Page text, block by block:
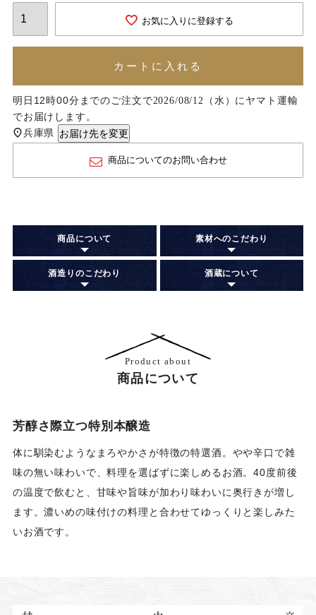
お気に入りに登録する
カートに入れる
明日 12時00分 までのご注文で2026/08/12（水） に ヤマト運輸
でお届けします。
兵庫県
お届け先を変更
商品についてのお問い合わせ
商品について 素材へのこだわり
酒造りのこだわり 酒蔵について
Product about
商品について
芳醇さ際立つ特別本醸造
体に馴染むようなまろやかさが特徴の特選酒。やや辛口で雑
味の無い味わいで、料理を選ばずに楽しめるお酒。40度前後
の温度で飲むと、甘味や旨味が加わり味わいに奥行きが増し
ます。濃いめの味付けの料理と合わせてゆっくりと楽しみた
いお酒です。